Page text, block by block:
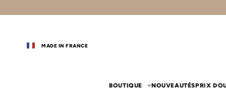
MADE IN FRANCE
BOUTIQUE NOUVEAUTÉSPRIX